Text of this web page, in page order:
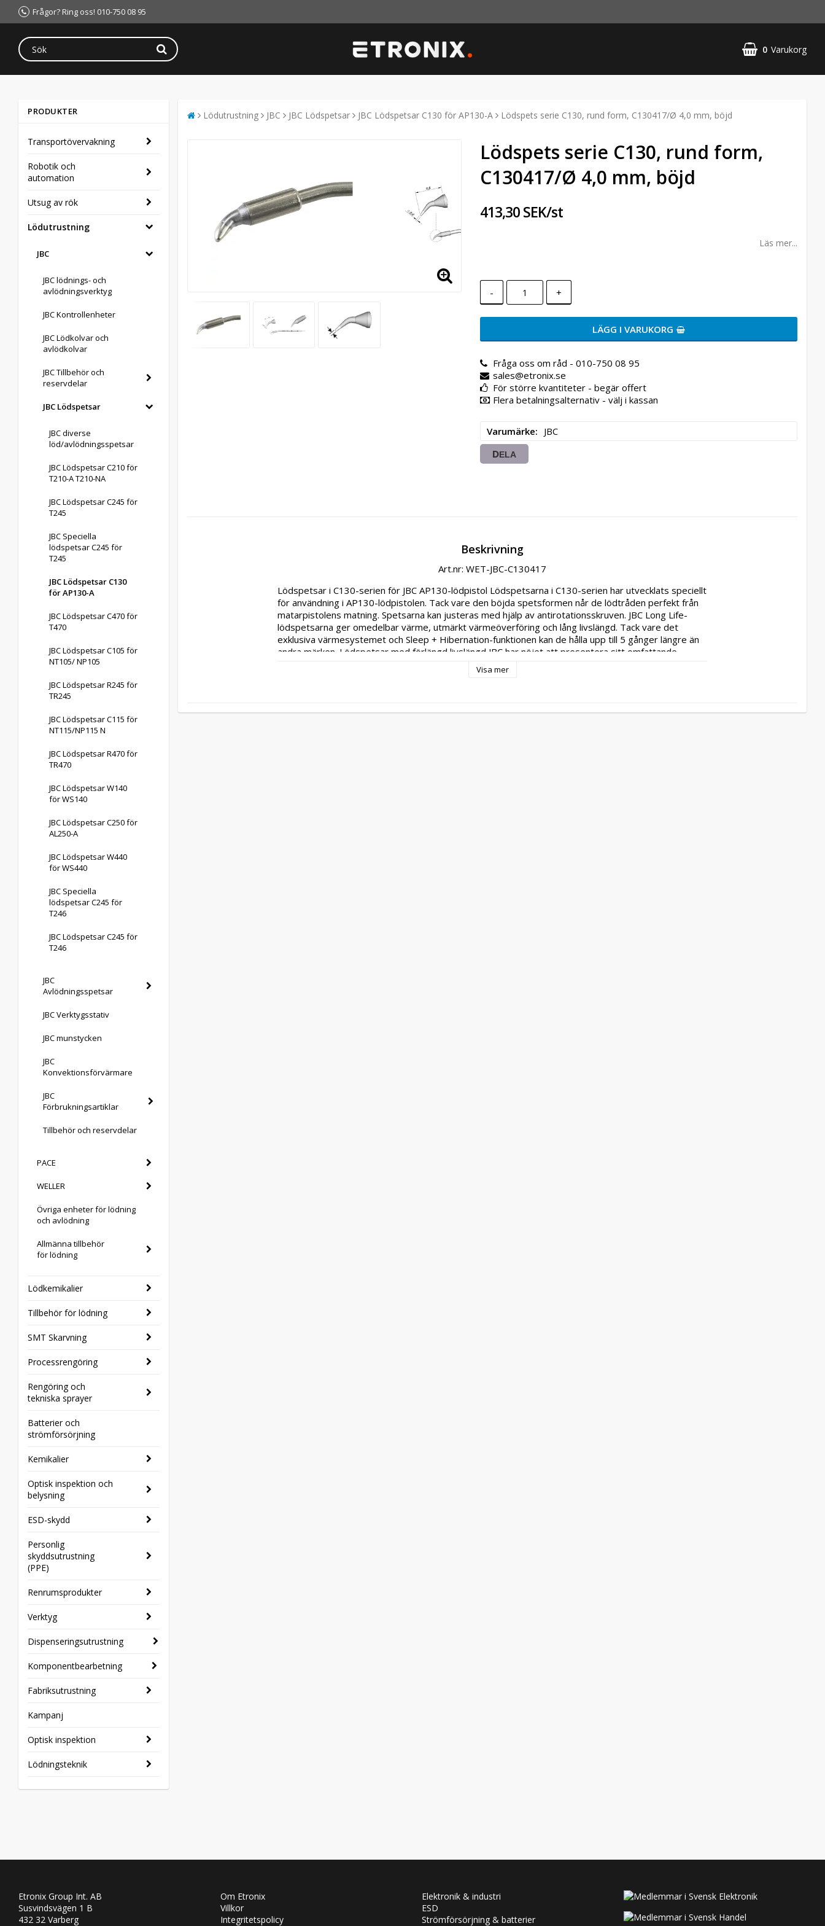
Frågor? Ring oss! 010-750 08 95
0 Varukorg
PRODUKTER
Transportövervakning
Robotik och
automation
Utsug av rök
Lödutrustning
JBC
JBC lödnings- och
avlödningsverktyg
JBC Kontrollenheter
JBC Lödkolvar och
avlödkolvar
JBC Tillbehör och
reservdelar
JBC Lödspetsar
JBC diverse
löd/avlödningsspetsar
JBC Lödspetsar C210 för
T210-A T210-NA
JBC Lödspetsar C245 för
T245
JBC Speciella
lödspetsar C245 för
T245
JBC Lödspetsar C130
för AP130-A
JBC Lödspetsar C470 för
T470
JBC Lödspetsar C105 för
NT105/ NP105
JBC Lödspetsar R245 för
TR245
JBC Lödspetsar C115 för
NT115/NP115 N
JBC Lödspetsar R470 för
TR470
JBC Lödspetsar W140
för WS140
JBC Lödspetsar C250 för
AL250-A
JBC Lödspetsar W440
för WS440
JBC Speciella
lödspetsar C245 för
T246
JBC Lödspetsar C245 för
T246
JBC
Avlödningsspetsar
JBC Verktygsstativ
JBC munstycken
JBC
Konvektionsförvärmare
JBC
Förbrukningsartiklar
Tillbehör och reservdelar
PACE
WELLER
Övriga enheter för lödning
och avlödning
Allmänna tillbehör
för lödning
Lödkemikalier
Tillbehör för lödning
SMT Skarvning
Processrengöring
Rengöring och
tekniska sprayer
Batterier och
strömförsörjning
Kemikalier
Optisk inspektion och
belysning
ESD-skydd
Personlig
skyddsutrustning
(PPE)
Renrumsprodukter
Verktyg
Dispenseringsutrustning
Komponentbearbetning
Fabriksutrustning
Kampanj
Optisk inspektion
Lödningsteknik
Lödutrustning JBC JBC Lödspetsar JBC Lödspetsar C130 för AP130-A Lödspets serie C130, rund form, C130417/Ø 4,0 mm, böjd
Lödspets serie C130, rund form,
C130417/Ø 4,0 mm, böjd
413,30 SEK/st
Läs mer...
- +
LÄGG I VARUKORG
Fråga oss om råd - 010-750 08 95
sales@etronix.se
För större kvantiteter - begär offert
Flera betalningsalternativ - välj i kassan
Varumärke JBC
DELA
Beskrivning
Art.nr: WET-JBC-C130417
Lödspetsar i C130-serien för JBC AP130-lödpistol Lödspetsarna i C130-serien har utvecklats speciellt
för användning i AP130-lödpistolen. Tack vare den böjda spetsformen når de lödtråden perfekt från
matarpistolens matning. Spetsarna kan justeras med hjälp av antirotationsskruven. JBC Long Life-
lödspetsarna ger omedelbar värme, utmärkt värmeöverföring och lång livslängd. Tack vare det
exklusiva värmesystemet och Sleep + Hibernation-funktionen kan de hålla upp till 5 gånger längre än
andra märken. Lödspetsar med förlängd livslängd JBC har nöjet att presentera sitt omfattande
sortiment av patroner. Upp till 400 patroner och lödspetsar som håller upp till fem gånger längre än
andra. Patronen är hjärtat i varje lödverktyg och har utmärkt värmeöverföring, omedelbar
mycket bra värmeövervakning säkerställer att lödtemperaturen uppnås snabbt. Lång livslängd: Det
Visa mer
Etronix Group Int. AB
Susvindsvägen 1 B
432 32 Varberg
Om Etronix
Villkor
Integritetspolicy
Elektronik & industri
ESD
Strömförsörjning & batterier